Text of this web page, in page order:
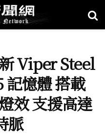
Viper Steel
憶體 搭載
效 支援高達
脈